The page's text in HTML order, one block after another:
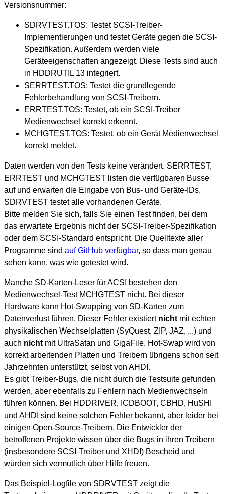
Versionsnummer:
SDRVTEST.TOS: Testet SCSI-Treiber-
Implementierungen und testet Geräte gegen die SCSI-
Spezifikation. Außerdem werden viele
Geräteeigenschaften angezeigt. Diese Tests sind auch
in HDDRUTIL 13 integriert.
SERRTEST.TOS: Testet die grundlegende
Fehlerbehandlung von SCSI-Treibern.
ERRTEST.TOS: Testet, ob ein SCSI-Treiber
Medienwechsel korrekt erkennt.
MCHGTEST.TOS: Testet, ob ein Gerät Medienwechsel
korrekt meldet.
Daten werden von den Tests keine verändert. SERRTEST,
ERRTEST und MCHGTEST listen die verfügbaren Busse
auf und erwarten die Eingabe von Bus- und Geräte-IDs.
SDRVTEST testet alle vorhandenen Geräte.
Bitte melden Sie sich, falls Sie einen Test finden, bei dem
das erwartete Ergebnis nicht der SCSI-Treiber-Spezifikation
oder dem SCSI-Standard entspricht. Die Quelltexte aller
Programme sind auf GitHub verfügbar, so dass man genau
sehen kann, was wie getestet wird.
Manche SD-Karten-Leser für ACSI bestehen den
Medienwechsel-Test MCHGTEST nicht. Bei dieser
Hardware kann Hot-Swapping von SD-Karten zum
Datenverlust führen. Dieser Fehler existiert nicht mit echten
physikalischen Wechselplatten (SyQuest, ZIP, JAZ, ...) und
auch nicht mit UltraSatan und GigaFile. Hot-Swap wird von
korrekt arbeitenden Platten und Treibern übrigens schon seit
Jahrzehnten unterstützt, selbst von AHDI.
Es gibt Treiber-Bugs, die nicht durch die Testsuite gefunden
werden, aber ebenfalls zu Fehlern nach Medienwechseln
führen können. Bei HDDRIVER, ICDBOOT, CBHD, HuSHI
und AHDI sind keine solchen Fehler bekannt, aber leider bei
einigen Open-Source-Treibern. Die Entwickler der
betroffenen Projekte wissen über die Bugs in ihren Treibern
(insbesondere SCSI-Treiber und XHDI) Bescheid und
würden sich vermutlich über Hilfe freuen.
Das Beispiel-Logfile von SDRVTEST zeigt die